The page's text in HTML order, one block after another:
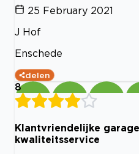
25 February 2021
J Hof
Enschede
delen
8
Klantvriendelijke
kwaliteitsservice